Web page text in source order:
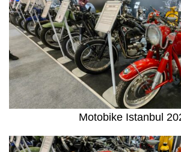
Motobike Istanbul